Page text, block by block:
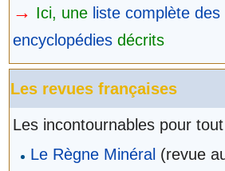
→ Ici, une liste complète
encyclopédies décrits
Les revues françaises
Les incontournables pour
Le Règne Minéral (revue